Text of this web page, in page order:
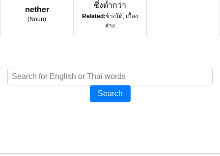
nether
(Noun)
ซึ่งต่ำกว่า
Related:ข้างใต้, เบื้อง
ล่าง
Search